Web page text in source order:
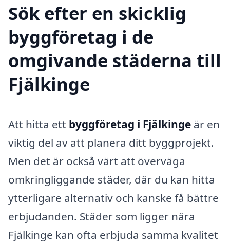
Sök efter en skicklig
byggföretag i de
omgivande städerna till
Fjälkinge
Att hitta ett byggföretag i Fjälkinge är en
viktig del av att planera ditt byggprojekt.
Men det är också värt att överväga
omkringliggande städer, där du kan hitta
ytterligare alternativ och kanske få bättre
erbjudanden. Städer som ligger nära
Fjälkinge kan ofta erbjuda samma kvalitet